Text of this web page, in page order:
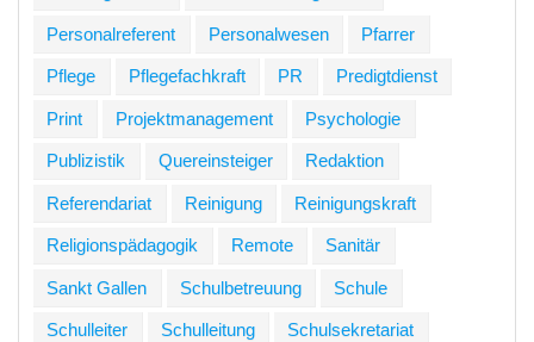
Personalreferent Personalwesen Pfarrer
Pflege Pflegefachkraft PR Predigtdienst
Print Projektmanagement Psychologie
Publizistik Quereinsteiger Redaktion
Referendariat Reinigung Reinigungskraft
Religionspädagogik Remote Sanitär
Sankt Gallen Schulbetreuung Schule
Schulleiter Schulleitung Schulsekretariat